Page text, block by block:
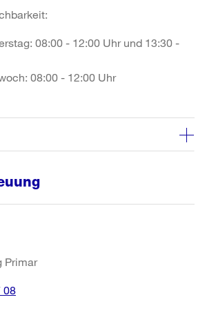
08:00 - 12:00 Uhr und 13:30 -
08:00 - 12:00 Uhr
Primar
08